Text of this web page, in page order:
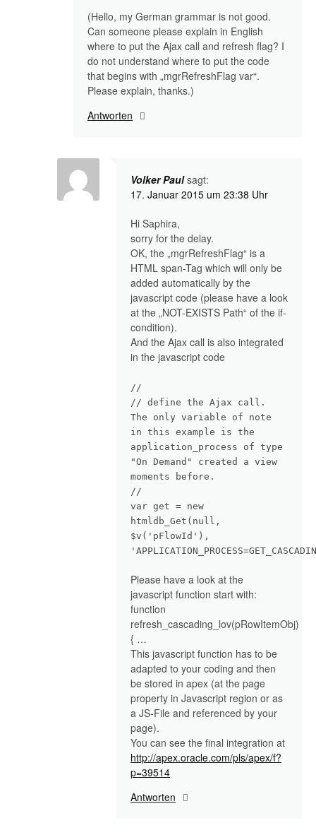
(Hello, my German grammar is not good.
Can someone please explain in English
where to put the Ajax call and refresh flag? I
do not understand where to put the code
that begins with „mgrRefreshFlag var“.
Please explain, thanks.)
Antworten
Volker Paul sagt:
17. Januar 2015 um 23:38 Uhr
Hi Saphira,
sorry for the delay.
OK, the „mgrRefreshFlag“ is a
HTML span-Tag which will only be
added automatically by the
javascript code (please have a look
at the „NOT-EXISTS Path“ of the if-
condition).
And the Ajax call is also integrated
in the javascript code
//
// define the Ajax call.
The only variable of note
in this example is the
application_process of type
"On Demand" created a view
moments before.
//
var get = new
htmldb_Get(null,
$v('pFlowId'),
Please have a look at the
javascript function start with:
function
refresh_cascading_lov(pRowItemObj)
{ …
This javascript function has to be
adapted to your coding and then
be stored in apex (at the page
property in Javascript region or as
a JS-File and referenced by your
page).
You can see the final integration at
http://apex.oracle.com/pls/apex/f?
p=39514
Antworten